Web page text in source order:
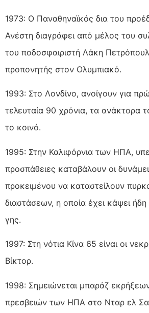
1973: Ο Παναθηναϊκός δια του
Ανέστη διαγράφει από μέλος του
του ποδοσφαιριστή Λάκη
προπονητής στον Ολυμπιακό.
1993: Στο Λονδίνο, ανοίγουν για
τελευταία 90 χρόνια, τα ανάκτορα
το κοινό.
1995: Στην Καλιφόρνια των ΗΠΑ,
προσπάθειες καταβάλουν οι
προκειμένου να καταστείλουν
διαστάσεων, η οποία έχει κάψει
γης.
1997: Στη νότια Κίνα 65 είναι οι
Βίκτορ.
1998: Σημειώνεται μπαράζ
πρεσβειών των ΗΠΑ στο Νταρ ελ